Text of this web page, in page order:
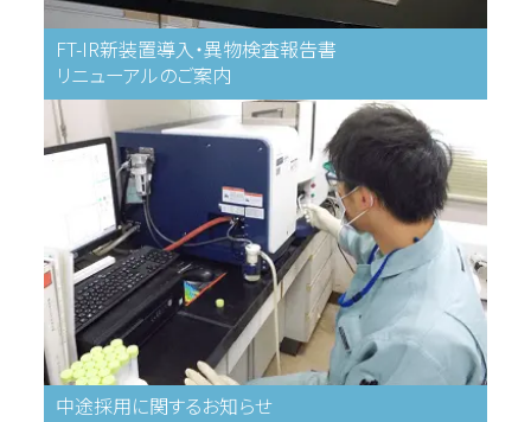
FT-IR新装置導入・異物検査報告書
リニューアルのご案内
中途採用に関するお知らせ